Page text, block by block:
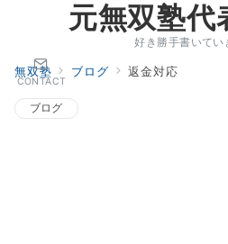
元無双塾代
好き勝手書いてい
CONTACT
無双塾 ブログ 返金対応
ブログ